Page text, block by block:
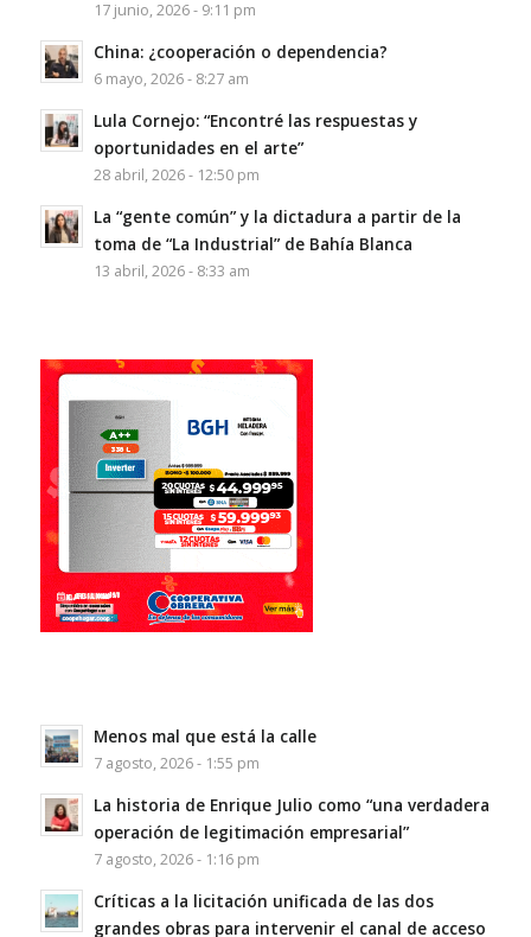
17 junio, 2026 - 9:11 pm
China: ¿cooperación o dependencia?
6 mayo, 2026 - 8:27 am
Lula Cornejo: “Encontré las respuestas y
oportunidades en el arte”
28 abril, 2026 - 12:50 pm
La “gente común” y la dictadura a partir de la
toma de “La Industrial” de Bahía Blanca
13 abril, 2026 - 8:33 am
Menos mal que está la calle
7 agosto, 2026 - 1:55 pm
La historia de Enrique Julio como “una verdadera
operación de legitimación empresarial”
7 agosto, 2026 - 1:16 pm
Críticas a la licitación unificada de las dos
grandes obras para intervenir el canal de acceso